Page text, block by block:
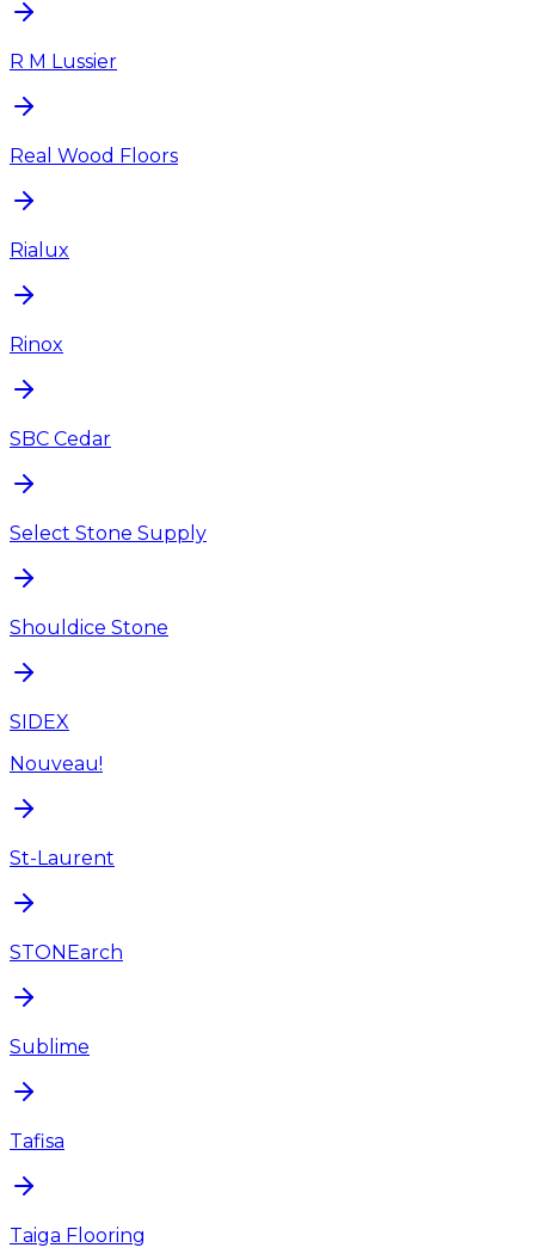
R M Lussier
Real Wood Floors
Rialux
Rinox
SBC Cedar
Select Stone Supply
Shouldice Stone
SIDEX
Nouveau!
St-Laurent
STONEarch
Sublime
Tafisa
Taiga Flooring